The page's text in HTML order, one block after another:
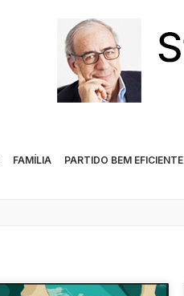
FAMÍLIA PARTIDO BEM EFICIENTE